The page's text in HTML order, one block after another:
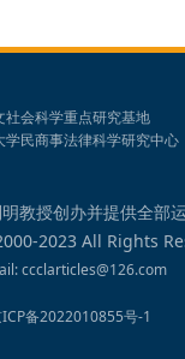
社会科学重点研究基地
学民商事法律科学研究中心
教授创办并提供全部
2023 All Rights
ccclarticles@126.com
备2022010855号-1